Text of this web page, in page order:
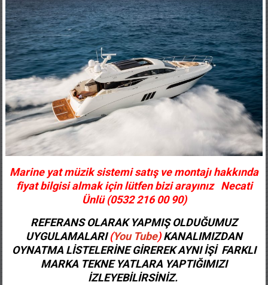
Marine yat müzik sistemi satış ve montajı hakkında
fiyat bilgisi almak için lütfen bizi arayınız Necati
Ünlü (0532 216 00 90)
REFERANS OLARAK YAPMIŞ OLDUĞUMUZ
UYGULAMALARI(You Tube)KANALIMIZDAN
OYNATMA LİSTELERİNE GİREREK AYNI İŞİ FARKLI
MARKA TEKNE YATLARA YAPTIĞIMIZI
İZLEYEBİLİRSİNİZ.